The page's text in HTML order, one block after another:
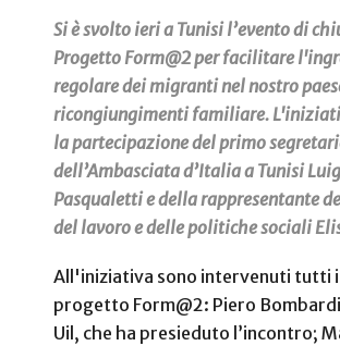
Si è svolto ieri a Tunisi l’evento di
Progetto Form@2 per facilitare
regolare dei migranti nel nostro
ricongiungimenti familiare.
la partecipazione del primo
dell’Ambasciata d’Italia a Tunisi
Pasqualetti e della rappresentante
del lavoro e delle politiche sociali
All'iniziativa sono intervenuti tutti i
progetto Form@2: Piero
Uil, che ha presieduto l’incontro;